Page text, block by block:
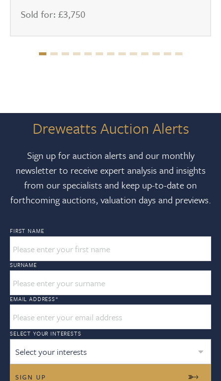
Sold for: £3,750
Dreweatts Auction Alerts
Sign up for auction alerts and our monthly
newsletter to receive expert analysis and insights
from our specialists and keep up-to-date on
forthcoming auctions, valuation days and previews.
FIRST NAME
SURNAME
EMAIL ADDRESS*
SELECT YOUR INTERESTS
Select your interests